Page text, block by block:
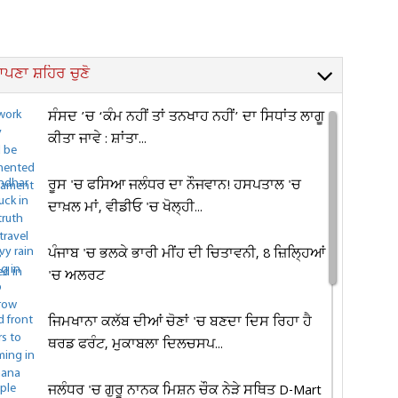
ਸ਼ਹਿਰ ਚੁਣੋ
ਸੰਸਦ ’ਚ ‘ਕੰਮ ਨਹੀਂ ਤਾਂ ਤਨਖਾਹ ਨਹੀਂ’ ਦਾ ਸਿਧਾਂਤ ਲਾਗੂ
ਕੀਤਾ ਜਾਵੇ : ਸ਼ਾਂਤਾ...
ਰੂਸ 'ਚ ਫਸਿਆ ਜਲੰਧਰ ਦਾ ਨੌਜਵਾਨ! ਹਸਪਤਾਲ 'ਚ
ਦਾਖ਼ਲ ਮਾਂ, ਵੀਡੀਓ 'ਚ ਖੋਲ੍ਹੀ...
ਪੰਜਾਬ 'ਚ ਭਲਕੇ ਭਾਰੀ ਮੀਂਹ ਦੀ ਚਿਤਾਵਨੀ, 8 ਜ਼ਿਲ੍ਹਿਆਂ
'ਚ ਅਲਰਟ
ਜਿਮਖਾਨਾ ਕਲੱਬ ਦੀਆਂ ਚੋਣਾਂ 'ਚ ਬਣਦਾ ਦਿਸ ਰਿਹਾ ਹੈ
ਥਰਡ ਫਰੰਟ, ਮੁਕਾਬਲਾ ਦਿਲਚਸਪ...
ਜਲੰਧਰ 'ਚ ਗੁਰੂ ਨਾਨਕ ਮਿਸ਼ਨ ਚੌਕ ਨੇੜੇ ਸਥਿਤ D-Mart